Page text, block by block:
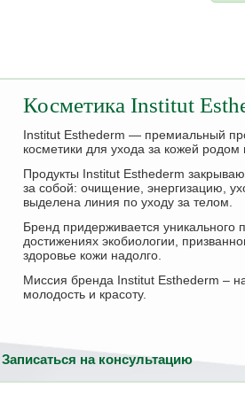
Косметика Institut
Institut Esthederm — премиальный
косметики для ухода за кожей родом
Продукты Institut Esthederm
за собой: очищение, энергизацию,
выделена линия по уходу за телом.
Бренд придерживается уникального
достижениях экобиологии,
здоровье кожи надолго.
Миссия бренда Institut Esthederm –
молодость и красоту.
Записаться на консультацию